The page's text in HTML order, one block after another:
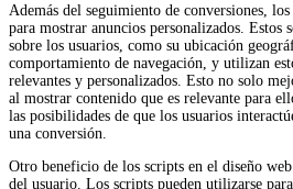
Además del seguimiento de conversiones,
para mostrar anuncios personalizados.
sobre los usuarios, como su ubicación
comportamiento de navegación, y utilizan
relevantes y personalizados. Esto no solo
al mostrar contenido que es relevante para
las posibilidades de que los usuarios
una conversión.
Otro beneficio de los scripts en el diseño
del usuario. Los scripts pueden utilizarse